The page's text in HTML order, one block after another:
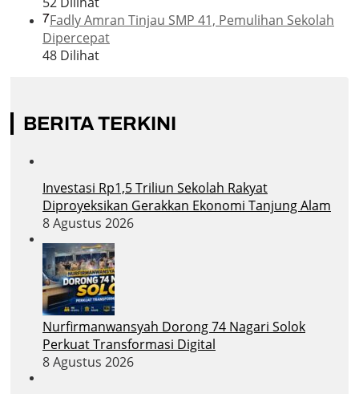
7Fadly Amran Tinjau SMP 41, Pemulihan Sekolah
Dipercepat
48 Dilihat
BERITA TERKINI
Investasi Rp1,5 Triliun Sekolah Rakyat
Diproyeksikan Gerakkan Ekonomi Tanjung Alam
8 Agustus 2026
Nurfirmanwansyah Dorong 74 Nagari Solok
Perkuat Transformasi Digital
8 Agustus 2026